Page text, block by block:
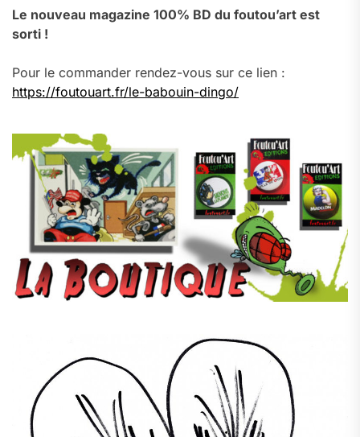
Le nouveau magazine 100% BD du foutou’art est
sorti !
Pour le commander rendez-vous sur ce lien :
https://foutouart.fr/le-babouin-dingo/